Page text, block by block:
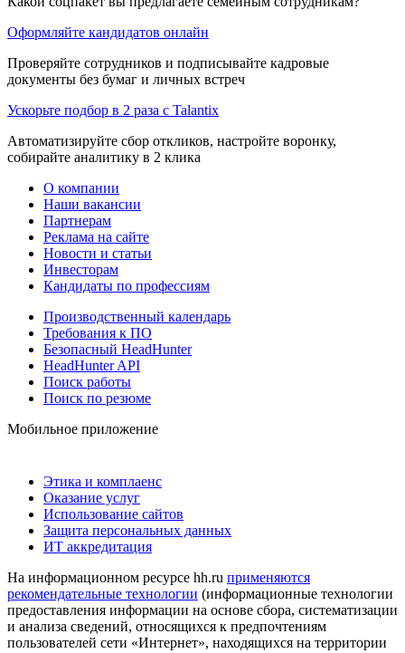
Оформляйте кандидатов онлайн
Проверяйте сотрудников и подписывайте кадровые
документы без бумаг и личных встреч
Ускорьте подбор в 2 раза с Talantix
Автоматизируйте сбор откликов, настройте воронку,
собирайте аналитику в 2 клика
О компании
Наши вакансии
Партнерам
Реклама на сайте
Новости и статьи
Инвесторам
Кандидаты по профессиям
Производственный календарь
Требования к ПО
Безопасный HeadHunter
HeadHunter API
Поиск работы
Поиск по резюме
Мобильное приложение
Этика и комплаенс
Оказание услуг
Использование сайтов
Защита персональных данных
ИТ аккредитация
На информационном ресурсе hh.ru применяются
рекомендательные технологии (информационные технологии
предоставления информации на основе сбора, систематизации
и анализа сведений, относящихся к предпочтениям
пользователей сети «Интернет», находящихся на территории